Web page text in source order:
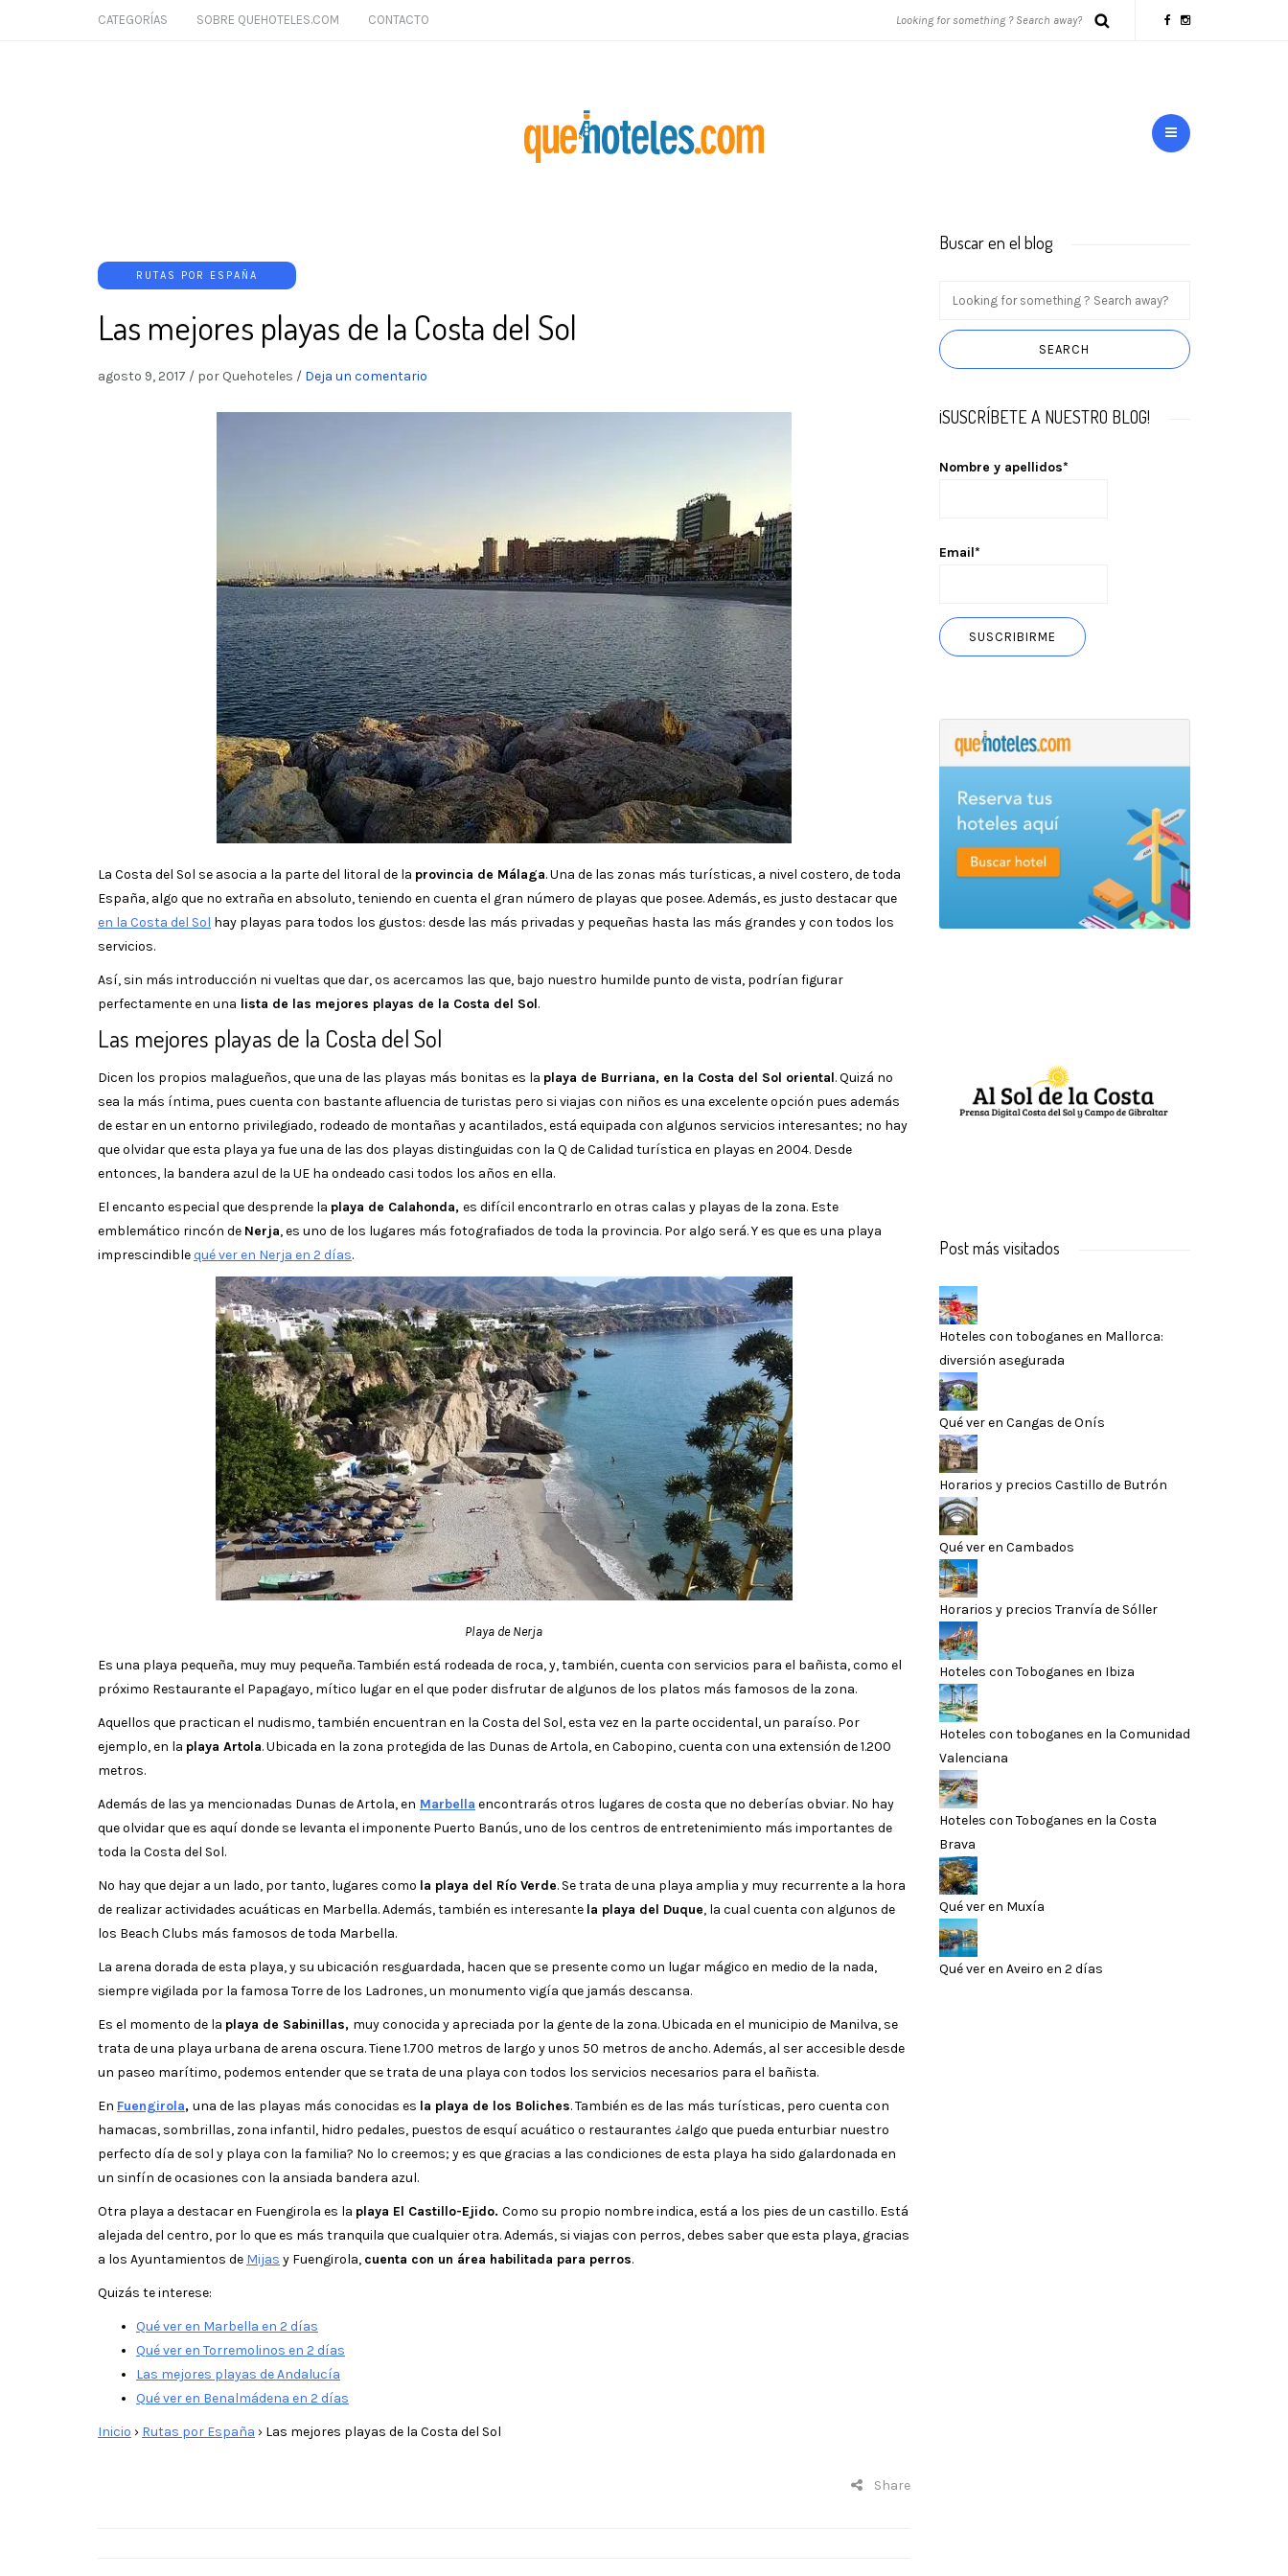
CATEGORÍAS SOBRE QUEHOTELES.COM CONTACTO
RUTAS POR ESPAÑA
Las mejores playas de la Costa del Sol
agosto 9, 2017 / por Quehoteles / Deja un comentario
La Costa del Sol se asocia a la parte del litoral de la provincia de Málaga. Una de las zonas más turísticas, a nivel costero, de toda
España, algo que no extraña en absoluto, teniendo en cuenta el gran número de playas que posee. Además, es justo destacar que
en la Costa del Sol hay playas para todos los gustos: desde las más privadas y pequeñas hasta las más grandes y con todos los
servicios.
Así, sin más introducción ni vueltas que dar, os acercamos las que, bajo nuestro humilde punto de vista, podrían figurar
perfectamente en una lista de las mejores playas de la Costa del Sol.
Las mejores playas de la Costa del Sol
Dicen los propios malagueños, que una de las playas más bonitas es la playa de Burriana, en la Costa del Sol oriental. Quizá no
sea la más íntima, pues cuenta con bastante afluencia de turistas pero si viajas con niños es una excelente opción pues además
de estar en un entorno privilegiado, rodeado de montañas y acantilados, está equipada con algunos servicios interesantes; no hay
que olvidar que esta playa ya fue una de las dos playas distinguidas con la Q de Calidad turística en playas en 2004. Desde
entonces, la bandera azul de la UE ha ondeado casi todos los años en ella.
El encanto especial que desprende la playa de Calahonda, es difícil encontrarlo en otras calas y playas de la zona. Este
emblemático rincón de Nerja, es uno de los lugares más fotografiados de toda la provincia. Por algo será. Y es que es una playa
imprescindible qué ver en Nerja en 2 días.
Playa de Nerja
Es una playa pequeña, muy muy pequeña. También está rodeada de roca, y, también, cuenta con servicios para el bañista, como el
próximo Restaurante el Papagayo, mítico lugar en el que poder disfrutar de algunos de los platos más famosos de la zona.
Aquellos que practican el nudismo, también encuentran en la Costa del Sol, esta vez en la parte occidental, un paraíso. Por
ejemplo, en la playa Artola. Ubicada en la zona protegida de las Dunas de Artola, en Cabopino, cuenta con una extensión de 1.200
metros.
Además de las ya mencionadas Dunas de Artola, en Marbella encontrarás otros lugares de costa que no deberías obviar. No hay
que olvidar que es aquí donde se levanta el imponente Puerto Banús, uno de los centros de entretenimiento más importantes de
toda la Costa del Sol.
No hay que dejar a un lado, por tanto, lugares como la playa del Río Verde. Se trata de una playa amplia y muy recurrente a la hora
de realizar actividades acuáticas en Marbella. Además, también es interesante la playa del Duque, la cual cuenta con algunos de
los Beach Clubs más famosos de toda Marbella.
La arena dorada de esta playa, y su ubicación resguardada, hacen que se presente como un lugar mágico en medio de la nada,
siempre vigilada por la famosa Torre de los Ladrones, un monumento vigía que jamás descansa.
Es el momento de la playa de Sabinillas, muy conocida y apreciada por la gente de la zona. Ubicada en el municipio de Manilva, se
trata de una playa urbana de arena oscura. Tiene 1.700 metros de largo y unos 50 metros de ancho. Además, al ser accesible desde
un paseo marítimo, podemos entender que se trata de una playa con todos los servicios necesarios para el bañista.
En Fuengirola, una de las playas más conocidas es la playa de los Boliches. También es de las más turísticas, pero cuenta con
hamacas, sombrillas, zona infantil, hidro pedales, puestos de esquí acuático o restaurantes ¿algo que pueda enturbiar nuestro
perfecto día de sol y playa con la familia? No lo creemos; y es que gracias a las condiciones de esta playa ha sido galardonada en
un sinfín de ocasiones con la ansiada bandera azul.
Otra playa a destacar en Fuengirola es la playa El Castillo-Ejido. Como su propio nombre indica, está a los pies de un castillo. Está
alejada del centro, por lo que es más tranquila que cualquier otra. Además, si viajas con perros, debes saber que esta playa, gracias
a los Ayuntamientos de Mijas y Fuengirola, cuenta con un área habilitada para perros.
Quizás te interese:
Qué ver en Marbella en 2 días
Qué ver en Torremolinos en 2 días
Las mejores playas de Andalucía
Qué ver en Benalmádena en 2 días
Inicio › Rutas por España › Las mejores playas de la Costa del Sol
Share
Buscar en el blog
¡SUSCRÍBETE A NUESTRO BLOG!
Nombre y apellidos*
Email*
Post más visitados
Hoteles con toboganes en Mallorca:
diversión asegurada
Qué ver en Cangas de Onís
Horarios y precios Castillo de Butrón
Qué ver en Cambados
Horarios y precios Tranvía de Sóller
Hoteles con Toboganes en Ibiza
Hoteles con toboganes en la Comunidad
Valenciana
Hoteles con Toboganes en la Costa
Brava
Qué ver en Muxía
Qué ver en Aveiro en 2 días